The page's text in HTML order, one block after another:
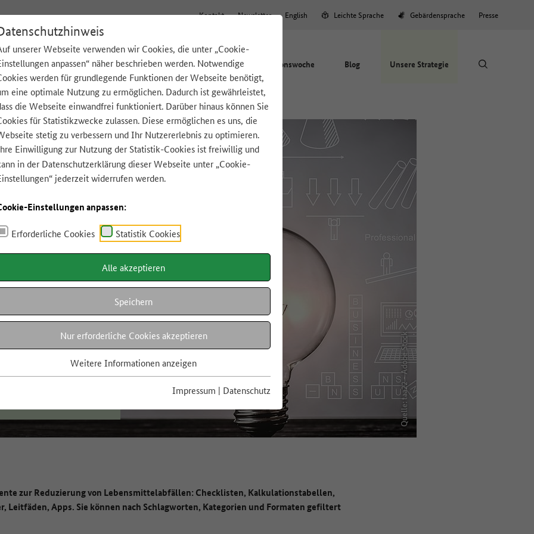
unserer Webseite verwenden wir Cookies, die unter „Cookie-
anpassen“ näher beschrieben werden. Notwendige
werden für grundlegende Funktionen der Webseite benötigt,
eine optimale Nutzung zu ermöglichen. Dadurch ist gewährleistet,
die Webseite einwandfrei funktioniert. Darüber hinaus können Sie
für Statistikzwecke zulassen. Diese ermöglichen es uns, die
stetig zu verbessern und Ihr Nutzererlebnis zu optimieren.
Einwilligung zur Nutzung der Statistik-Cookies ist freiwillig und
in der Datenschutzerklärungdieser Webseite unter „Cookie-
jederzeit widerrufen werden.
Einstellungen anpassen:
Erforderliche Cookies Statistik Cookies
Alle akzeptieren
Speichern
Nur erforderliche Cookies akzeptieren
Weitere Informationen anzeigen
Impressum | Datenschutz
Kontakt Newsletter English Leichte Sprache Gebärdensprache Presse
Tipps für zu Hause Lebensmittel A-Z App Aktionswoche Blog Unsere Strategie
Quelle: taa22 - Adobe Stock
zur Reduzierung von Lebensmittelabfällen: Checklisten, Kalkulationstabellen,
Leitfäden, Apps. Sie können nach Schlagworten, Kategorien und Formaten gefiltert